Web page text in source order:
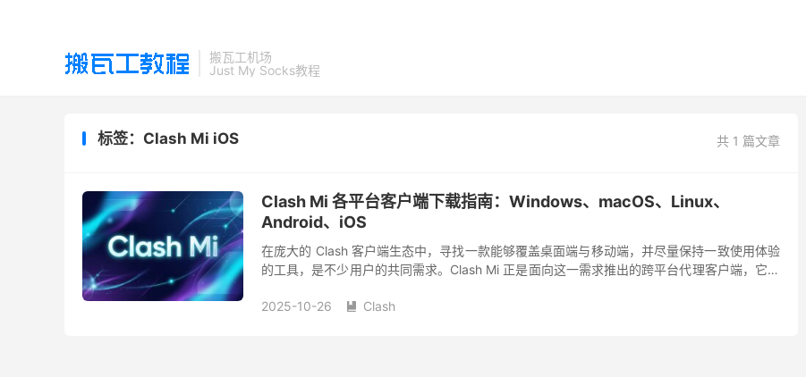
搬瓦工机场
Just My Socks教程
共 1 篇文章
标签：Clash Mi iOS
Clash Mi 各平台客户端下载指南：Windows、macOS、Linux、
Android、iOS
在庞大的 Clash 客户端生态中，寻找一款能够覆盖桌面端与移动端，并尽量保持一致使用体验
的工具，是不少用户的共同需求。Clash Mi 正是面向这一需求推出的跨平台代理客户端，它支
2025-10-26
 Clash